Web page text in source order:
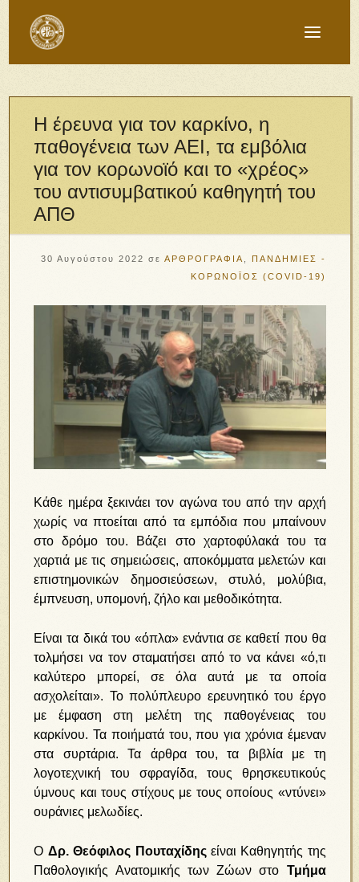
Η έρευνα για τον καρκίνο, η
παθογένεια των ΑΕΙ, τα εμβόλια
για τον κορωνοϊό και το «χρέος»
του αντισυμβατικού καθηγητή του
ΑΠΘ
30 Αυγούστου 2022 σε ΑΡΘΡΟΓΡΑΦΙΑ
ΠΑΝΔΗΜΙΕΣ -
ΚΟΡΩΝΟΪΟΣ (COVID-19)
Κάθε ημέρα ξεκινάει τον αγώνα του από την αρχή
χωρίς να πτοείται από τα εμπόδια που μπαίνουν
στο δρόμο του. Βάζει στο χαρτοφύλακά του τα
χαρτιά με τις σημειώσεις, αποκόμματα μελετών και
επιστημονικών δημοσιεύσεων, στυλό, μολύβια,
έμπνευση, υπομονή, ζήλο και μεθοδικότητα.
Είναι τα δικά του «όπλα» ενάντια σε καθετί που θα
τολμήσει να τον σταματήσει από το να κάνει «ό,τι
καλύτερο μπορεί, σε όλα αυτά με τα οποία
ασχολείται». Το πολύπλευρο ερευνητικό του έργο
με έμφαση στη μελέτη της παθογένειας του
καρκίνου. Τα ποιήματά του, που για χρόνια έμεναν
στα συρτάρια. Τα άρθρα του, τα βιβλία με τη
λογοτεχνική του σφραγίδα, τους θρησκευτικούς
ύμνους και τους στίχους με τους οποίους «ντύνει»
ουράνιες μελωδίες.
Ο Δρ. Θεόφιλος Πουταχίδηςείναι Καθηγητής της
Παθολογικής Ανατομικής των Ζώων στο Τμήμα